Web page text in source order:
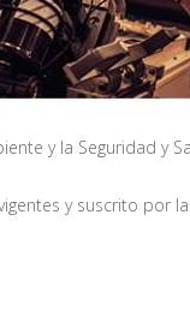
y la Seguridad
y suscrito por